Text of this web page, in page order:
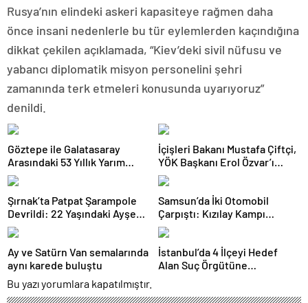
Rusya’nın elindeki askeri kapasiteye rağmen daha
önce insani nedenlerle bu tür eylemlerden kaçındığına
dikkat çekilen açıklamada, “Kiev’deki sivil nüfusu ve
yabancı diplomatik misyon personelini şehri
zamanında terk etmeleri konusunda uyarıyoruz”
denildi.
Göztepe ile Galatasaray
Arasındaki 53 Yıllık Yarım
Kupa Hikayesi
İçişleri Bakanı Mustafa Çiftçi,
YÖK Başkanı Erol Özvar’ı
Ziyaret Etti
Şırnak’ta Patpat Şarampole
Devrildi: 22 Yaşındaki Ayşe
Ece Hayatını Kaybetti, 3 Yaralı
Samsun’da İki Otomobil
Çarpıştı: Kızılay Kampı
Alanına Savrulan Araçtaki 1
Kişi Yaralandı
Ay ve Satürn Van semalarında
aynı karede buluştu
İstanbul’da 4 İlçeyi Hedef
Alan Suç Örgütüne
Bu yazı yorumlara kapatılmıştır.